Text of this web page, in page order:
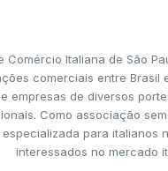
Comércio Italiana de São
comerciais entre Brasil
empresas de diversos
Como associação
para italianos
interessados no mercado